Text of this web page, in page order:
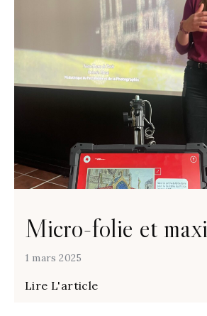
Micro-folie et
1 mars 2025
Lire L'article